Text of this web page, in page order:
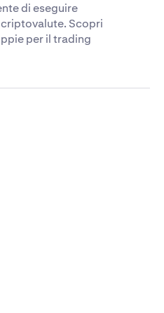
di eseguire
Scopri
per il trading